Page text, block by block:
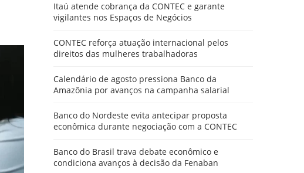
Itaú atende cobrança da CONTEC e garante
vigilantes nos Espaços de Negócios
CONTEC reforça atuação internacional pelos
direitos das mulheres trabalhadoras
Calendário de agosto pressiona Banco da
Amazônia por avanços na campanha salarial
Banco do Nordeste evita antecipar proposta
econômica durante negociação com a CONTEC
Banco do Brasil trava debate econômico e
condiciona avanços à decisão da Fenaban